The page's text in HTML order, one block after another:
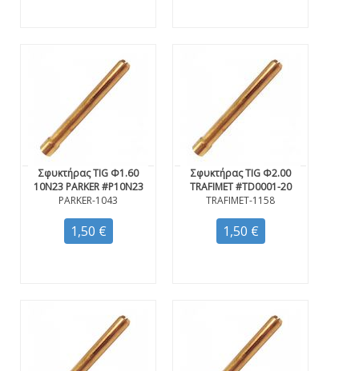
Σφυκτήρας TIG Φ1.60
10N23 PARKER #P10N23
PARKER-1043
1,50 €
Σφυκτήρας TIG Φ2.00
TRAFIMET #TD0001-20
TRAFIMET-1158
1,50 €